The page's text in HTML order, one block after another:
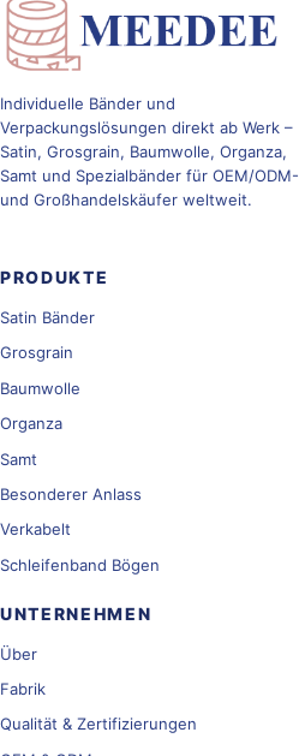
Individuelle Bänder und
Verpackungslösungen direkt ab Werk –
Satin, Grosgrain, Baumwolle, Organza,
Samt und Spezialbänder für OEM/ODM-
und Großhandelskäufer weltweit.
PRODUKTE
Satin Bänder
Grosgrain
Baumwolle
Organza
Samt
Besonderer Anlass
Verkabelt
Schleifenband Bögen
UNTERNEHMEN
Über
Fabrik
Qualität & Zertifizierungen